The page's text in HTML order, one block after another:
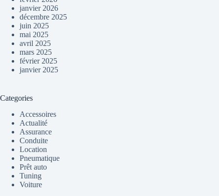
janvier 2026
décembre 2025
juin 2025
mai 2025
avril 2025
mars 2025
février 2025
janvier 2025
Categories
Accessoires
Actualité
Assurance
Conduite
Location
Pneumatique
Prêt auto
Tuning
Voiture